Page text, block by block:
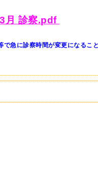
月 診察.pdf
で急に診察時間が変更になるこ